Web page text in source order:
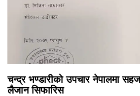
चन्द्र भण्डारीको उपचार नेपालमा
लैजान सिफारिस